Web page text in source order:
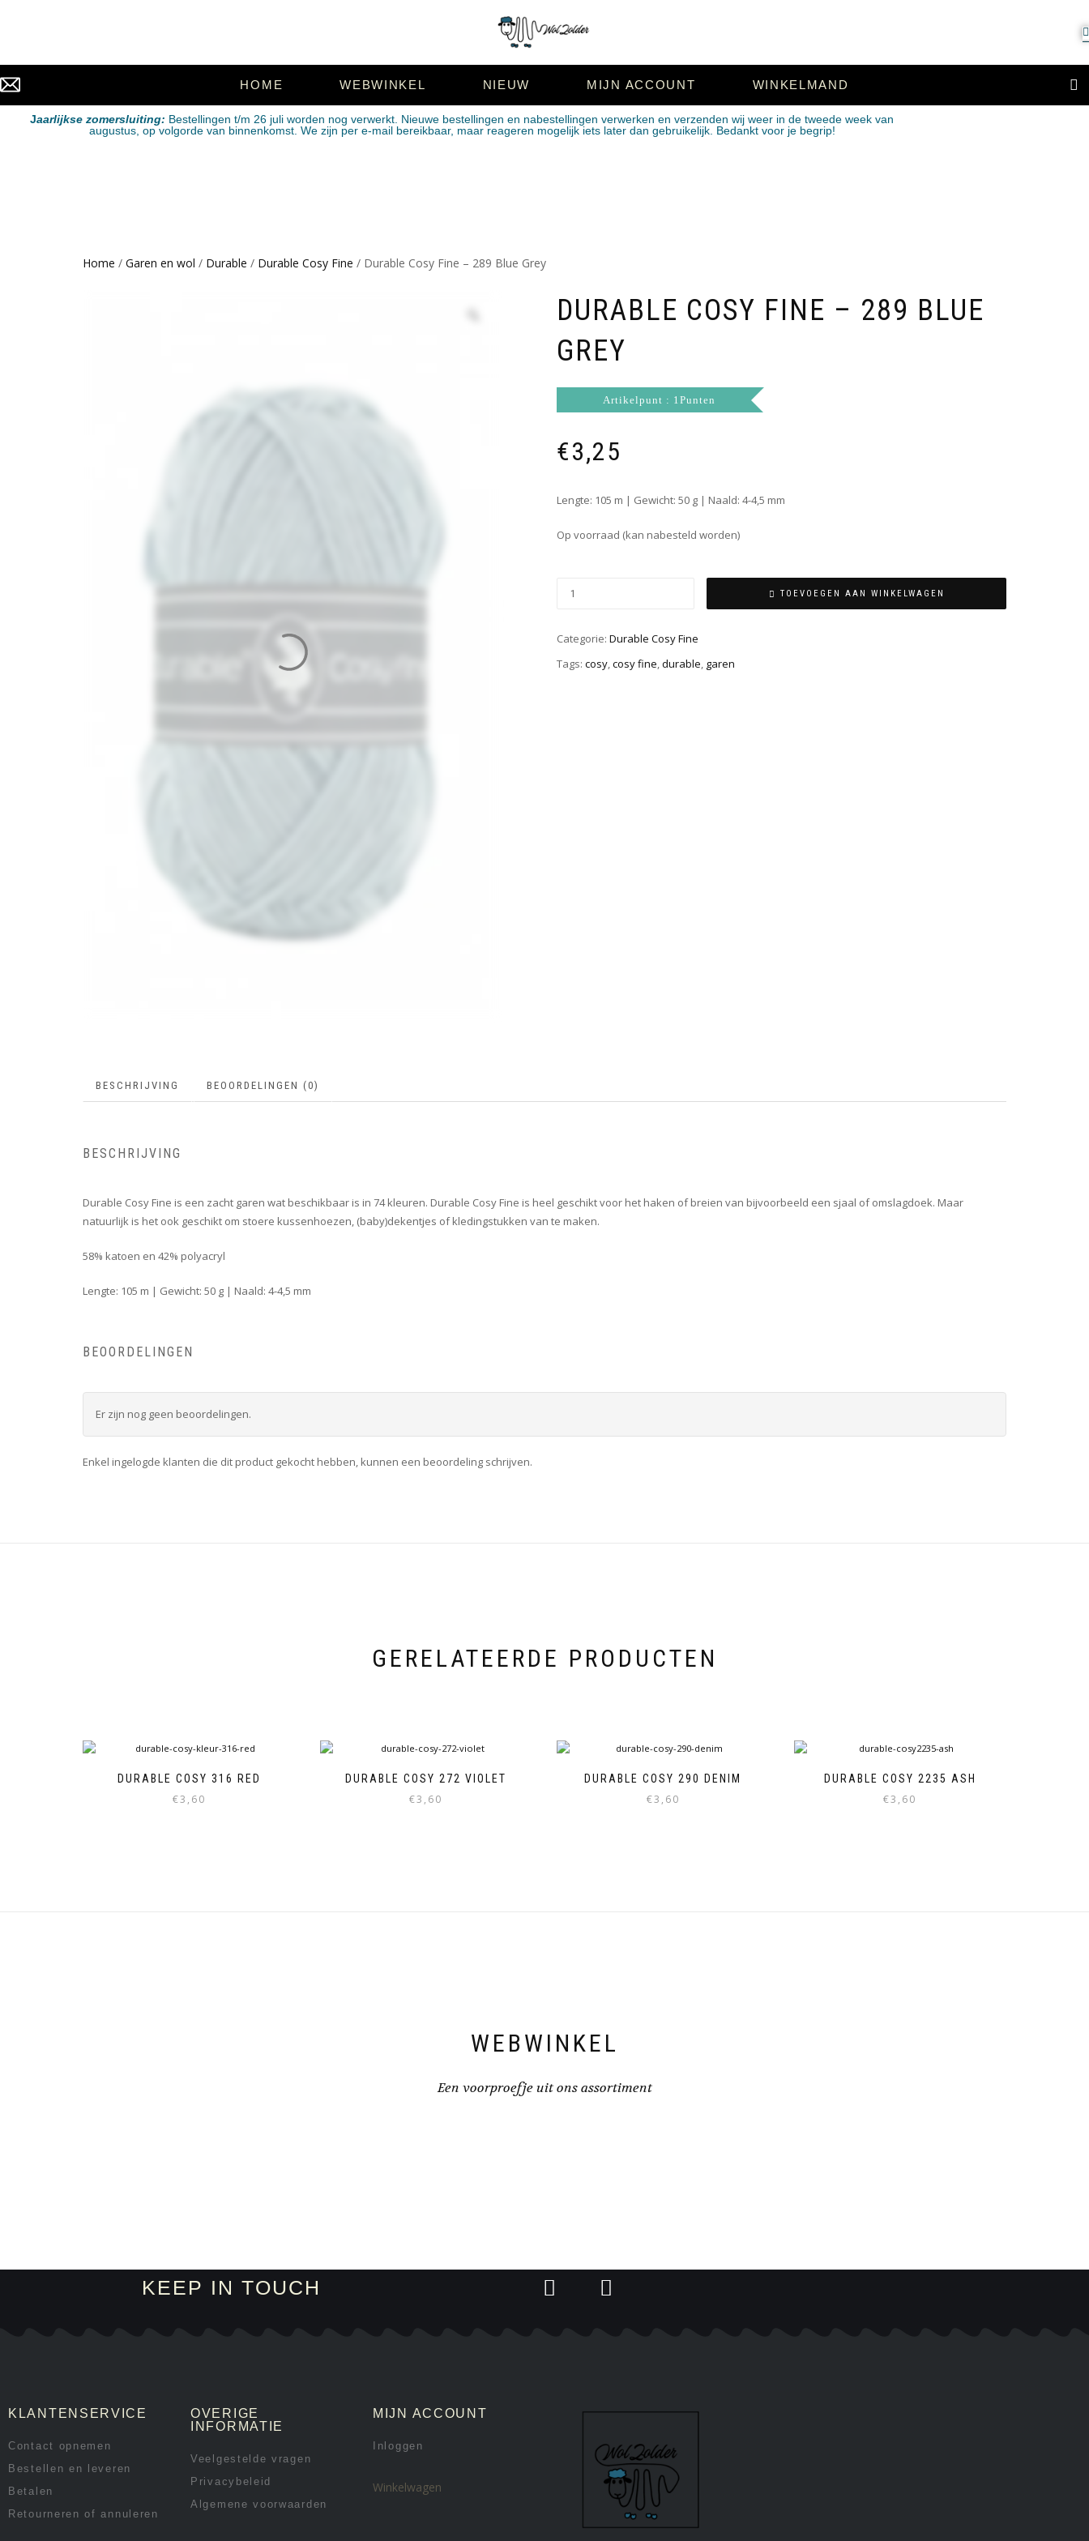
HOME WEBWINKEL NIEUW MIJN ACCOUNT WINKELMAND
Jaarlijkse zomersluiting: Bestellingen t/m 26 juli worden nog verwerkt. Nieuwe bestellingen en nabestellingen verwerken en verzenden wij weer in de tweede week van
augustus, op volgorde van binnenkomst. We zijn per e-mail bereikbaar, maar reageren mogelijk iets later dan gebruikelijk. Bedankt voor je begrip!
Home / Garen en wol / Durable / Durable Cosy Fine / Durable Cosy Fine – 289 Blue Grey
DURABLE COSY FINE – 289 BLUE
GREY
Artikelpunt : 1Punten
€3,25
Lengte: 105 m | Gewicht: 50 g | Naald: 4-4,5 mm
Op voorraad (kan nabesteld worden)
TOEVOEGEN AAN WINKELWAGEN
Categorie: Durable Cosy Fine
Tags: cosy,cosy fine,durable, garen
BESCHRIJVING BEOORDELINGEN (0)
BESCHRIJVING
Durable Cosy Fine is een zacht garen wat beschikbaar is in 74 kleuren. Durable Cosy Fine is heel geschikt voor het haken of breien van bijvoorbeeld een sjaal of omslagdoek. Maar
natuurlijk is het ook geschikt om stoere kussenhoezen, (baby)dekentjes of kledingstukken van te maken.
58% katoen en 42% polyacryl
Lengte: 105 m | Gewicht: 50 g | Naald: 4-4,5 mm
BEOORDELINGEN
Er zijn nog geen beoordelingen.
Enkel ingelogde klanten die dit product gekocht hebben, kunnen een beoordeling schrijven.
GERELATEERDE PRODUCTEN
DURABLE COSY 316 RED
€3,60
DURABLE COSY 272 VIOLET
€3,60
DURABLE COSY 290 DENIM
€3,60
DURABLE COSY 2235 ASH
€3,60
WEBWINKEL
Een voorproefje uit ons assortiment
KEEP IN TOUCH
KLANTENSERVICE
Contact opnemen
Bestellen en leveren
Betalen
Retourneren of annuleren
OVERIGE
INFORMATIE
Veelgestelde vragen
Privacybeleid
Algemene voorwaarden
MIJN ACCOUNT
Inloggen
Winkelwagen